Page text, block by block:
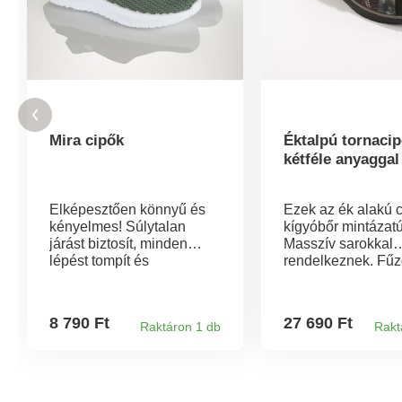
Mira cipők
Elképesztően könnyű és
kényelmes! Súlytalan
járást biztosít, minden
lépést tompít és
megjelenéssel, állítható,
8 790 Ft Raktáron 1 db
Éktalpú
kétféle anyaggal
Ezek az ék alakú
kígyóbőr
Masszív sarokkal
rendelkeznek.
mintával
27 690 Ft